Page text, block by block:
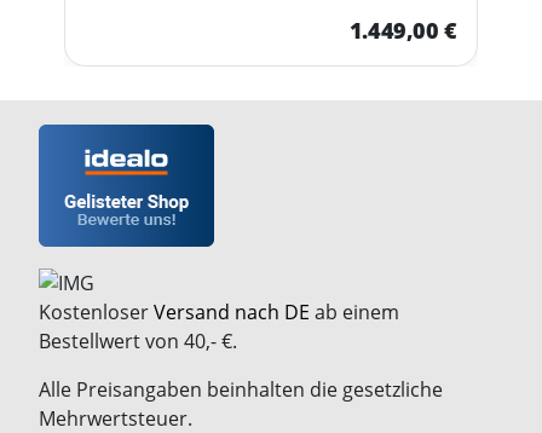
1.449,00 €
KostenloserVersand nach DE ab einem
Bestellwert von 40,- €.
Alle Preisangaben beinhalten die gesetzliche
Mehrwertsteuer.